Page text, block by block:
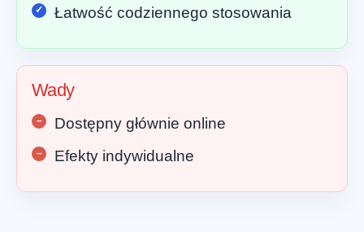
Łatwość codziennego stosowania
Wady
Dostępny głównie online
Efekty indywidualne